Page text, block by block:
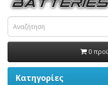
0
Κατηγορίες